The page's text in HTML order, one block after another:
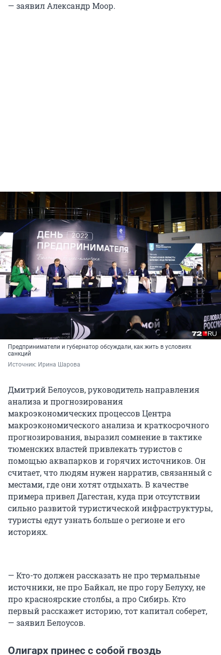
— заявил Александр Моор.
Предприниматели и губернатор обсуждали, как жить в условиях
санкций
Источник: Ирина Шарова
Дмитрий Белоусов, руководитель направления
анализа и прогнозирования
макроэкономических процессов Центра
макроэкономического анализа и краткосрочного
прогнозирования, выразил сомнение в тактике
тюменских властей привлекать туристов с
помощью аквапарков и горячих источников. Он
считает, что людям нужен нарратив, связанный с
местами, где они хотят отдыхать. В качестве
примера привел Дагестан, куда при отсутствии
сильно развитой туристической инфраструктуры,
туристы едут узнать больше о регионе и его
историях.
— Кто-то должен рассказать не про термальные
источники, не про Байкал, не про гору Белуху, не
про красноярские столбы, а про Сибирь. Кто
первый расскажет историю, тот капитал соберет,
— заявил Белоусов.
Олигарх принес с собой гвоздь